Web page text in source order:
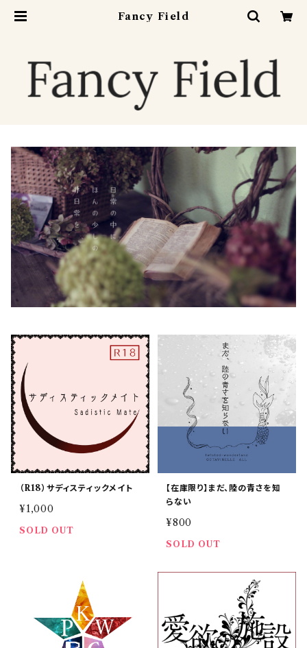
Fancy Field
（R18）サディスティックメイト
¥1,000
SOLD OUT
【在庫限り】まだ、陸の青さを知
らない
¥800
SOLD OUT